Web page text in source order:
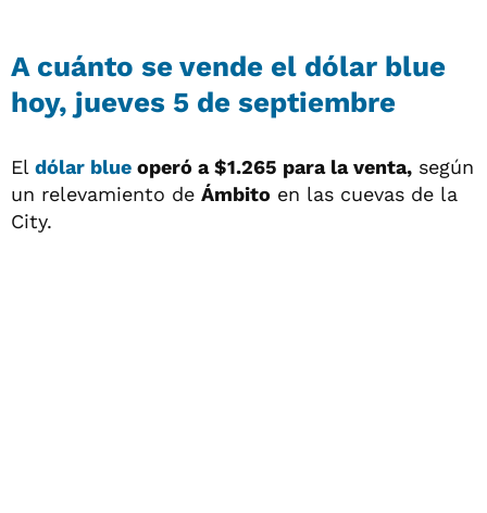
A cuánto se vende el dólar blue
hoy, jueves 5 de septiembre
El dólar blue operó a$1.265 para la venta, según
un relevamiento de Ámbito en las cuevas de la
City.